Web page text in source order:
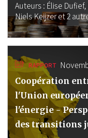
Auteurs : Élise Dufief,
Niels Keijzeret 2
RAPPORT
Coopération
l'Union
l'énergie -
des transitions